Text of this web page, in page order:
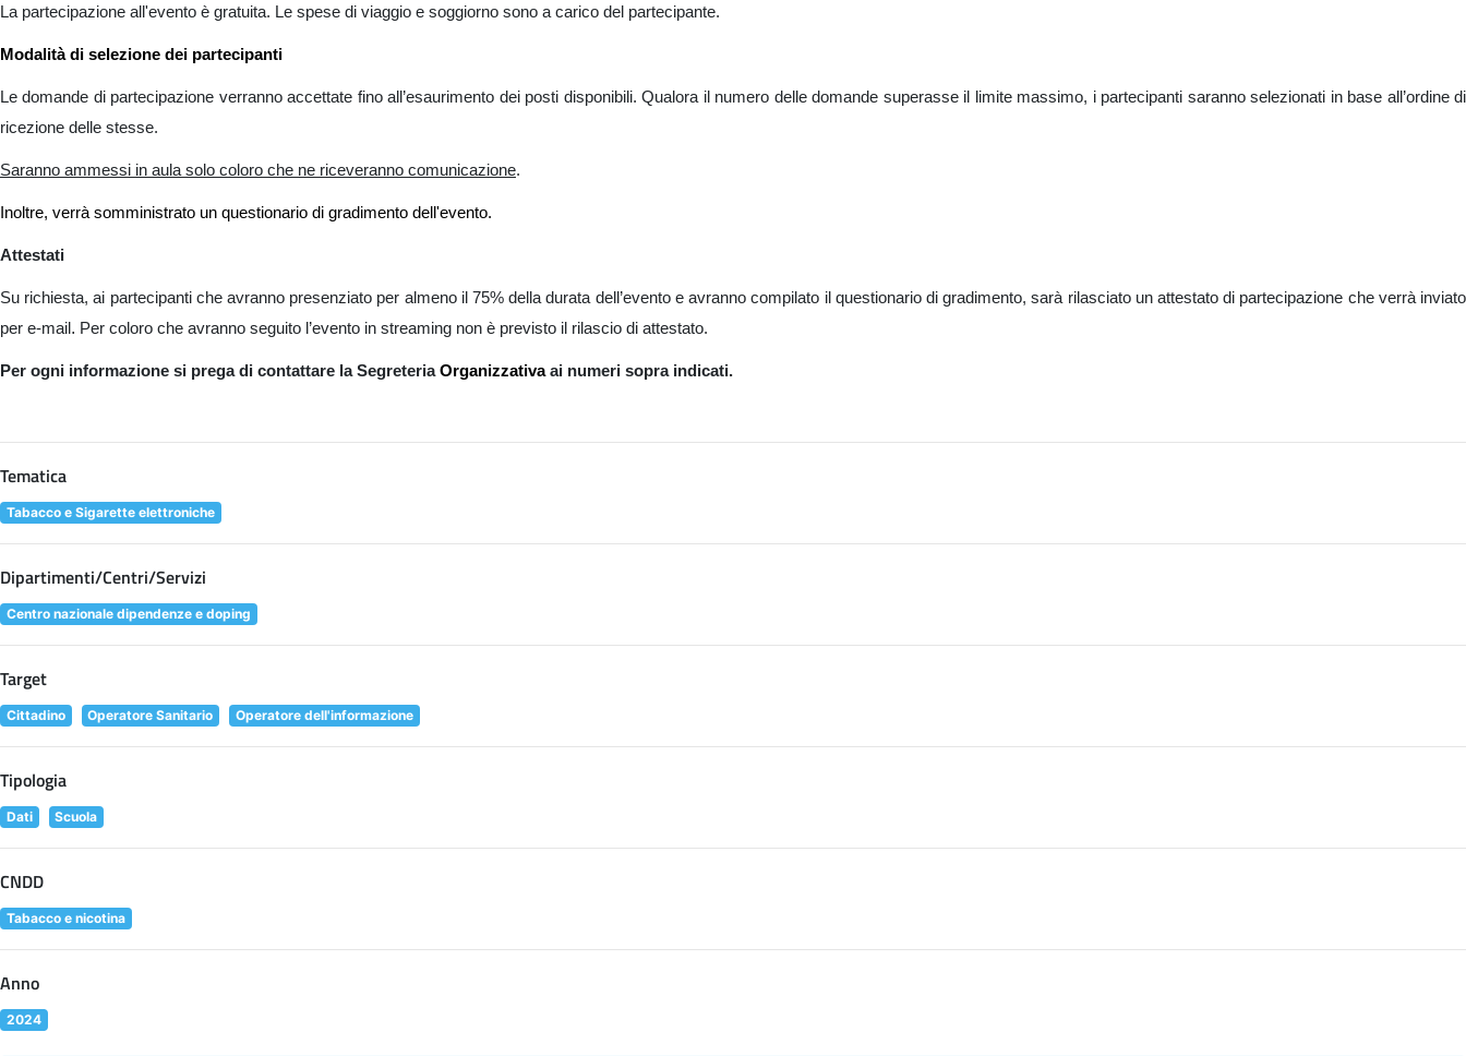
La partecipazione all'evento è gratuita. Le spese di viaggio e soggiorno sono a carico del partecipante.
Modalità di selezione dei partecipanti
Le domande di partecipazione verranno accettate fino all’esaurimento dei posti disponibili. Qualora il numero delle domande superasse il limite massimo, i partecipanti saranno selezionati in base all’ordine di
ricezione delle stesse.
Saranno ammessi in aula solo coloro che ne riceveranno comunicazione.
Inoltre, verrà somministrato un questionario di gradimento dell'evento.
Attestati
Su richiesta, ai partecipanti che avranno presenziato per almeno il 75% della durata dell’evento e avranno compilato il questionario di gradimento, sarà rilasciato un attestato di partecipazione che verrà inviato
per e-mail . Per coloro che avranno seguito l’evento in streaming non è previsto il rilascio di attestato.
Per ogni informazione si prega di contattare la SegreteriaOrganizzativaai numeri sopra indicati.
Tematica
Tabacco e Sigarette elettroniche
Dipartimenti/Centri/Servizi
Centro nazionale dipendenze e doping
Target
Cittadino Operatore Sanitario Operatore dell'informazione
Tipologia
Dati Scuola
CNDD
Tabacco e nicotina
Anno
2024